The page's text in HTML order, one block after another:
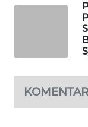
KOMENTAR
BERKAT
NEWS